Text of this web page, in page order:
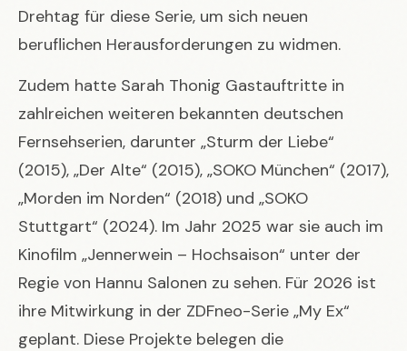
Drehtag für diese Serie, um sich neuen
beruflichen Herausforderungen zu widmen.
Zudem hatte Sarah Thonig Gastauftritte in
zahlreichen weiteren bekannten deutschen
Fernsehserien, darunter „Sturm der Liebe“
(2015), „Der Alte“ (2015), „SOKO München“ (2017),
„Morden im Norden“ (2018) und „SOKO
Stuttgart“ (2024). Im Jahr 2025 war sie auch im
Kinofilm „Jennerwein – Hochsaison“ unter der
Regie von Hannu Salonen zu sehen. Für 2026 ist
ihre Mitwirkung in der ZDFneo-Serie „My Ex“
geplant. Diese Projekte belegen die